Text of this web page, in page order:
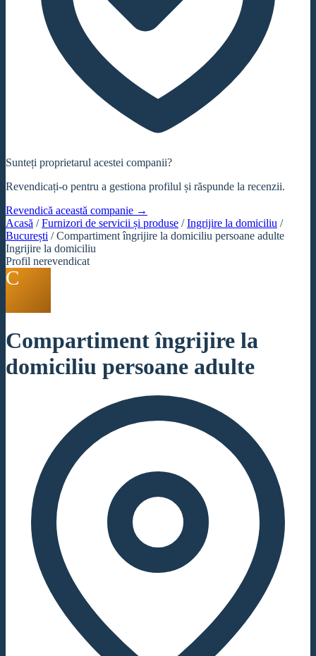
Sunteți proprietarul acestei companii?
Revendicați-o pentru a gestiona profilul și răspunde la recenzii.
Revendică această companie →
Acasă /Furnizori de servicii și produse /Ingrijire la domiciliu /
București /Compartiment îngrijire la domiciliu persoane adulte
Ingrijire la domiciliu
Profil nerevendicat
C
Compartiment îngrijire la
domiciliu persoane adulte